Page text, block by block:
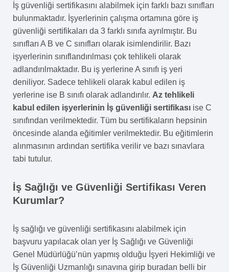
İş güvenliği sertifikasını alabilmek için farklı bazı sınıfları
bulunmaktadır. İşyerlerinin çalışma ortamına göre iş
güvenliği sertifikaları da 3 farklı sınıfa ayrılmıştır. Bu
sınıfları A B ve C sınıfları olarak isimlendirilir. Bazı
işyerlerinin sınıflandırılması çok tehlikeli olarak
adlandırılmaktadır. Bu iş yerlerine A sınıfı iş yeri
deniliyor. Sadece tehlikeli olarak kabul edilen iş
yerlerine ise B sınıfı olarak adlandırılır. Az tehlikeli
kabul edilen işyerlerinin İş güvenliği sertifikası ise C
sınıfından verilmektedir. Tüm bu sertifikaların hepsinin
öncesinde alanda eğitimler verilmektedir. Bu eğitimlerin
alınmasının ardından sertifika verilir ve bazı sınavlara
tabi tutulur.
İş Sağlığı ve Güvenliği Sertifikası Veren
Kurumlar?
İş sağlığı ve güvenliği sertifikasını alabilmek için
başvuru yapılacak olan yer İş Sağlığı ve Güvenliği
Genel Müdürlüğü’nün yapmış olduğu İşyeri Hekimliği ve
İş Güvenliği Uzmanlığı sınavına girip buradan belli bir